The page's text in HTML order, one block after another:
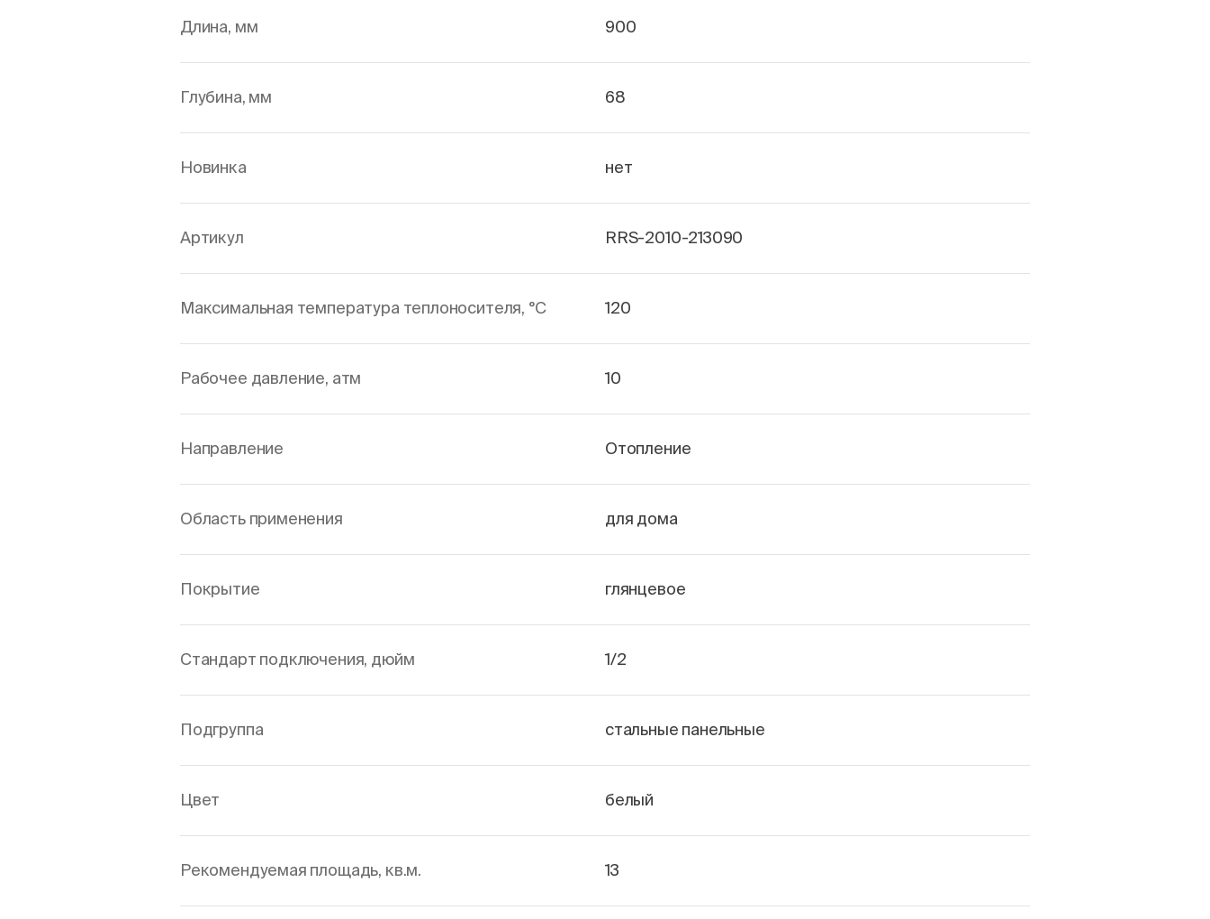
Длина, мм 900
Глубина, мм 68
Новинка нет
Артикул RRS-2010-213090
Максимальная температура теплоносителя, °С 120
Рабочее давление, атм 10
Направление Отопление
Область применения для дома
Покрытие глянцевое
Стандарт подключения, дюйм 1/2
Подгруппа стальные панельные
Цвет белый
Рекомендуемая площадь, кв.м. 13